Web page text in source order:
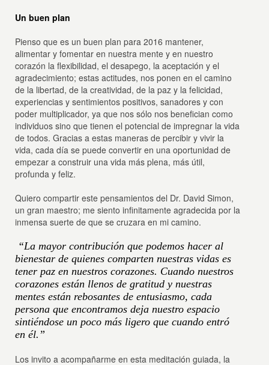
Un buen plan
Pienso que es un buen plan para 2016 mantener,
alimentar y fomentar en nuestra mente y en nuestro
corazón la flexibilidad, el desapego, la aceptación y el
agradecimiento; estas actitudes, nos ponen en el camino
de la libertad, de la creatividad, de la paz y la felicidad,
experiencias y sentimientos positivos, sanadores y con
poder multiplicador, ya que nos sólo nos benefician como
individuos sino que tienen el potencial de impregnar la vida
de todos. Gracias a estas maneras de percibir y vivir la
vida, cada día se puede convertir en una oportunidad de
empezar a construir una vida más plena, más útil,
profunda y feliz.
Quiero compartir este pensamientos del Dr. David Simon,
un gran maestro; me siento infinitamente agradecida por la
inmensa suerte de que se cruzara en mi camino.
“La mayor contribución que podemos hacer al
bienestar de quienes comparten nuestras vidas es
tener paz en nuestros corazones. Cuando nuestros
corazones están llenos de gratitud y nuestras
mentes están rebosantes de entusiasmo, cada
persona que encontramos deja nuestro espacio
sintiéndose un poco más ligero que cuando entró
en él.”
Los invito a acompañarme en esta meditación guiada, la